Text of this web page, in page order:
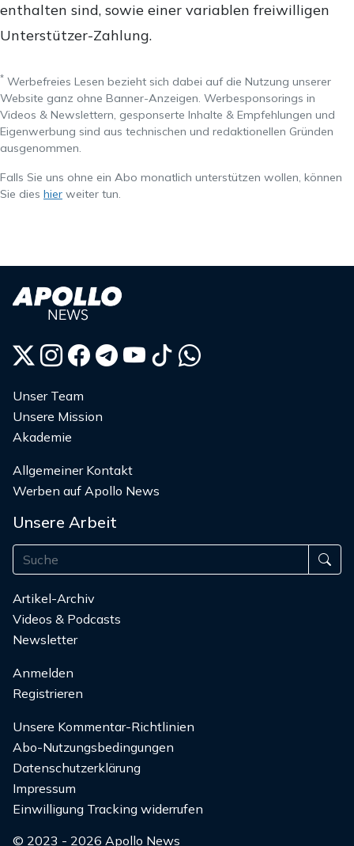
enthalten sind, sowie einer variablen freiwilligen
Unterstützer-Zahlung.
* Werbefreies Lesen bezieht sich dabei auf die Nutzung unserer
Website ganz ohne Banner-Anzeigen. Werbesponsorings in
Videos & Newslettern, gesponserte Inhalte & Empfehlungen und
Eigenwerbung sind aus technischen und redaktionellen Gründen
ausgenommen.
Falls Sie uns ohne ein Abo monatlich unterstützen wollen, können
Sie dies hier weiter tun.
Unser Team
Unsere Mission
Akademie
Allgemeiner Kontakt
Werben auf Apollo News
Unsere Arbeit
Artikel-Archiv
Videos & Podcasts
Newsletter
Anmelden
Registrieren
Unsere Kommentar-Richtlinien
Abo-Nutzungsbedingungen
Datenschutzerklärung
Impressum
Einwilligung Tracking widerrufen
© 2023 - 2026 Apollo News